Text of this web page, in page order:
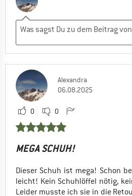
Alexandra
06.08.2025
0 0
MEGA SCHUH!
Dieser Schuh ist mega! Schon
leicht! Kein Schuhlöffel nötig,
Leider musste ich sie in die